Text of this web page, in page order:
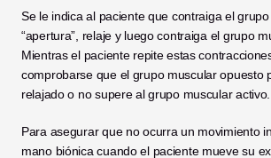
Se le indica al paciente que contraiga el
“apertura”, relaje y luego contraiga el grupo
Mientras el paciente repite estas
comprobarse que el grupo muscular opuesto
relajado o no supere al grupo muscular activo.
Para asegurar que no ocurra un movimiento
mano biónica cuando el paciente mueve su